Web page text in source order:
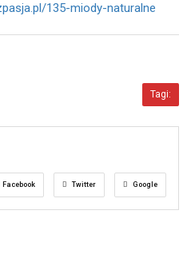
135-miody-naturalne
Tagi:
Facebook Twitter Google